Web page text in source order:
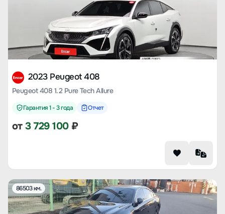
2023 Peugeot 408
Peugeot 408 1.2 Pure Tech Allure
Гарантия 1 - 3 года Отчет
от3 729 100₽
86503 км.